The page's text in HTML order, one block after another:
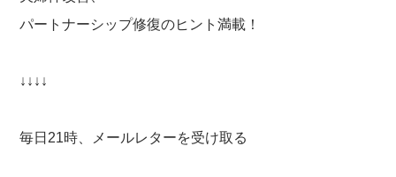
パートナーシップ修復のヒント満載！
↓↓↓↓
毎日21時、メールレターを受け取る